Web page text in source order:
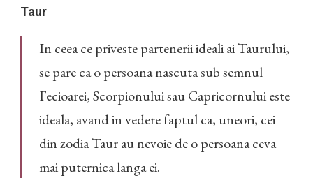
Taur
In ceea ce priveste partenerii ideali ai Taurului,
se pare ca o persoana nascuta sub semnul
Fecioarei, Scorpionului sau Capricornului este
ideala, avand in vedere faptul ca, uneori, cei
din zodia Taur au nevoie de o persoana ceva
mai puternica langa ei.